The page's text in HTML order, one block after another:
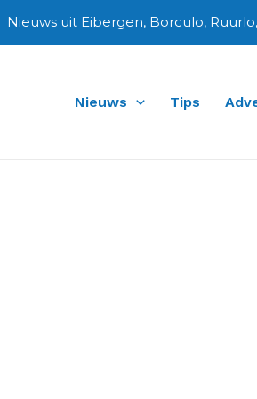
Nieuws uit Eibergen, Borculo,
Nieuws Tips